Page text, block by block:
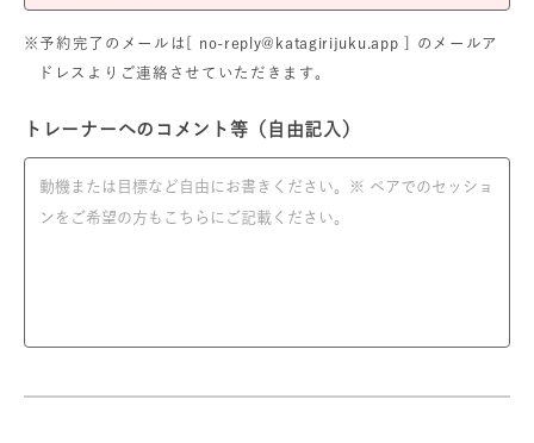
※予約完了のメールは[ no-reply@katagirijuku.app ] のメールア
ドレスよりご連絡させていただきます。
トレーナーへのコメント等（自由記入）